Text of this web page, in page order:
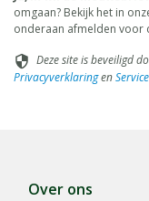
omgaan? Bekijk het in
onderaan afmelden voor
security Deze site is beveiligd
Privacyverklaringen
Over ons